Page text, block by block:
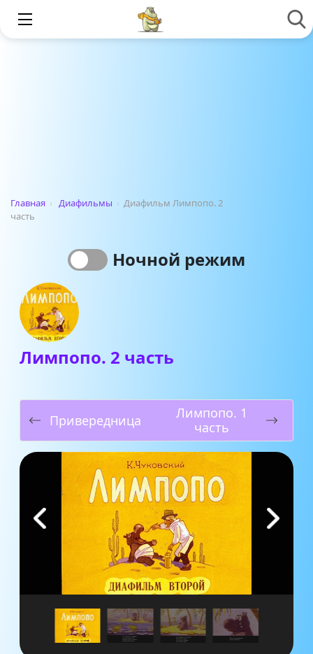
Главная › Диафильмы › Диафильм Лимпопо. 2
часть
Ночной режим
Лимпопо. 2 часть
Привередница
Лимпопо. 1
часть